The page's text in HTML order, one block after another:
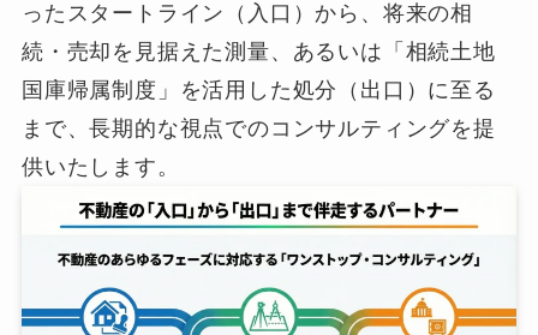
ったスタートライン（入口）から、将来の相
続・売却を見据えた測量、あるいは「相続土地
国庫帰属制度」を活用した処分（出口）に至る
まで、長期的な視点でのコンサルティングを提
供いたします。